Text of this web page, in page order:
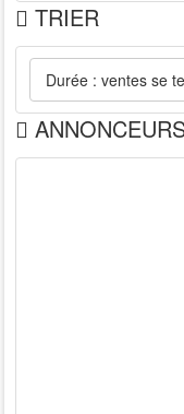
TRIER